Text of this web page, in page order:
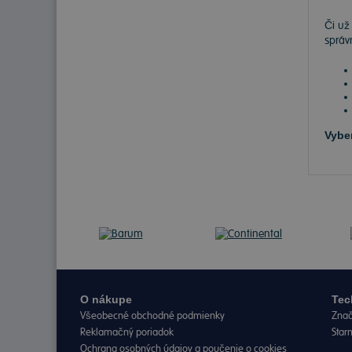
Či už
O nákupe
Všeobecné obchodné podmienky
Reklamačný poriadok
Ochrana osobných údajov a poučenie o cookies